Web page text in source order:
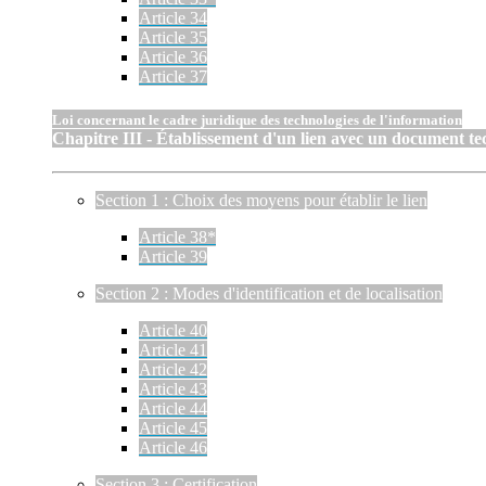
Article 34
Article 35
Article 36
Article 37
Loi concernant le cadre juridique des technologies de l'information
Chapitre III - Établissement d'un lien avec un document
Section 1 : Choix des moyens pour établir le lien
Article 38*
Article 39
Section 2 : Modes d'identification et de localisation
Article 40
Article 41
Article 42
Article 43
Article 44
Article 45
Article 46